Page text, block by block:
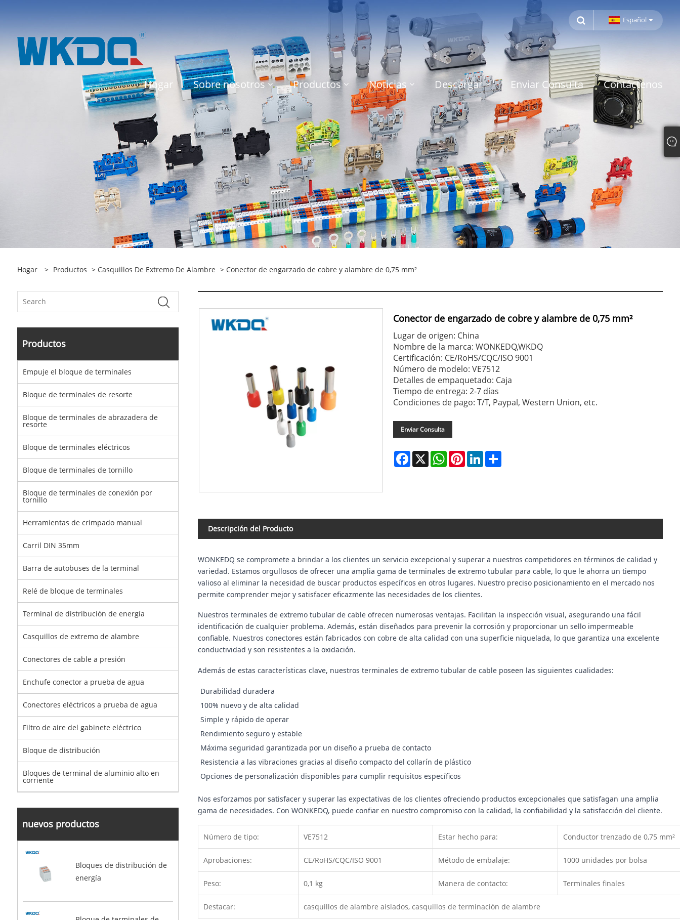
Español
Hogar Sobre nosotros Productos Noticias Descargar Enviar Consulta Contáctenos
Hogar > Productos > Casquillos De Extremo De Alambre > Conector de engarzado de cobre y alambre de 0,75 mm²
Productos
Empuje el bloque de terminales
Bloque de terminales de resorte
Bloque de terminales de abrazadera de
resorte
Bloque de terminales eléctricos
Bloque de terminales de tornillo
Bloque de terminales de conexión por
tornillo
Herramientas de crimpado manual
Carril DIN 35mm
Barra de autobuses de la terminal
Relé de bloque de terminales
Terminal de distribución de energía
Casquillos de extremo de alambre
Conectores de cable a presión
Enchufe conector a prueba de agua
Conectores eléctricos a prueba de agua
Filtro de aire del gabinete eléctrico
Bloque de distribución
Bloques de terminal de aluminio alto en
corriente
nuevos productos
Bloques de distribución de
energía
Conector de engarzado de cobre y alambre de 0,75 mm²
Lugar de origen: China
Nombre de la marca: WONKEDQ,WKDQ
Certificación: CE/RoHS/CQC/ISO 9001
Número de modelo: VE7512
Detalles de empaquetado: Caja
Tiempo de entrega: 2-7 días
Condiciones de pago: T/T, Paypal, Western Union, etc.
Enviar Consulta
Facebook
X WhatsApp
PinterestLinkedIn
Descripción del Producto
WONKEDQ se compromete a brindar a los clientes un servicio excepcional y superar a nuestros competidores en términos de calidad y
variedad. Estamos orgullosos de ofrecer una amplia gama de terminales de extremo tubular para cable, lo que le ahorra un tiempo
valioso al eliminar la necesidad de buscar productos específicos en otros lugares. Nuestro preciso posicionamiento en el mercado nos
permite comprender mejor y satisfacer eficazmente las necesidades de los clientes.
Nuestros terminales de extremo tubular de cable ofrecen numerosas ventajas. Facilitan la inspección visual, asegurando una fácil
identificación de cualquier problema. Además, están diseñados para prevenir la corrosión y proporcionar un sello impermeable
confiable. Nuestros conectores están fabricados con cobre de alta calidad con una superficie niquelada, lo que garantiza una excelente
conductividad y son resistentes a la oxidación.
Además de estas características clave, nuestros terminales de extremo tubular de cable poseen las siguientes cualidades:
Durabilidad duradera
100% nuevo y de alta calidad
Simple y rápido de operar
Rendimiento seguro y estable
Máxima seguridad garantizada por un diseño a prueba de contacto
Resistencia a las vibraciones gracias al diseño compacto del collarín de plástico
Opciones de personalización disponibles para cumplir requisitos específicos
Nos esforzamos por satisfacer y superar las expectativas de los clientes ofreciendo productos excepcionales que satisfagan una amplia
gama de necesidades. Con WONKEDQ, puede confiar en nuestro compromiso con la calidad, la confiabilidad y la satisfacción del cliente.
Número de tipo: VE7512 Estar hecho para: Conductor trenzado de 0,75 mm²
Aprobaciones: CE/RoHS/CQC/ISO 9001 Método de embalaje: 1000 unidades por bolsa
Peso: 0,1 kg Manera de contacto: Terminales finales
Destacar: casquillos de alambre aislados, casquillos de terminación de alambre